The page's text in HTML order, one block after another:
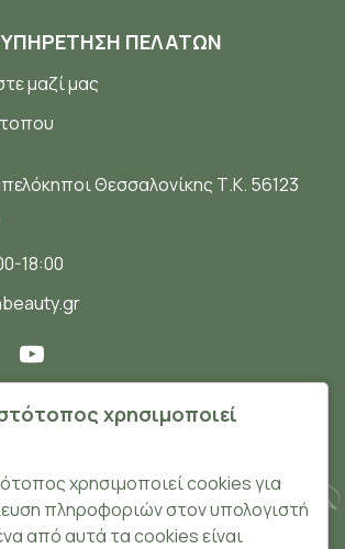
ΠΕΛΑΤΏΝ
μαζί μας
Θεσσαλονίκης Τ.Κ. 56123
18:00
ΠΛΗΡΟΦΟΡΊΕΣ
χρησιμοποιεί
χρησιμοποιεί cookies για
πληροφοριών στον υπολογιστή
από αυτά τα cookies είναι